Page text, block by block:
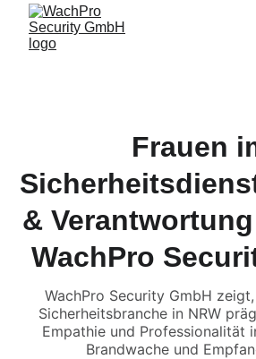
Frauen
&
WachPro
WachPro Security GmbH
Sicherheitsbranche in NRW
Empathie und Professionalität
Brandwache und